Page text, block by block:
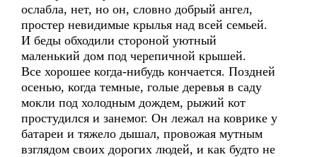
ослабла, нет, но он, словно добрый ангел,
простер невидимые крылья над всей семьей.
И беды обходили стороной уютный
маленький дом под черепичной крышей.
Все хорошее когда-нибудь кончается. Поздней
осенью, когда темные, голые деревья в саду
мокли под холодным дождем, рыжий кот
простудился и занемог. Он лежал на коврике у
батареи и тяжело дышал, провожая мутным
взглядом своих дорогих людей, и как будто не